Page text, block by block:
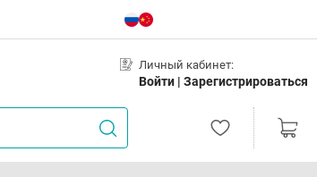
Личный кабинет:
Войти | Зарегистрироваться